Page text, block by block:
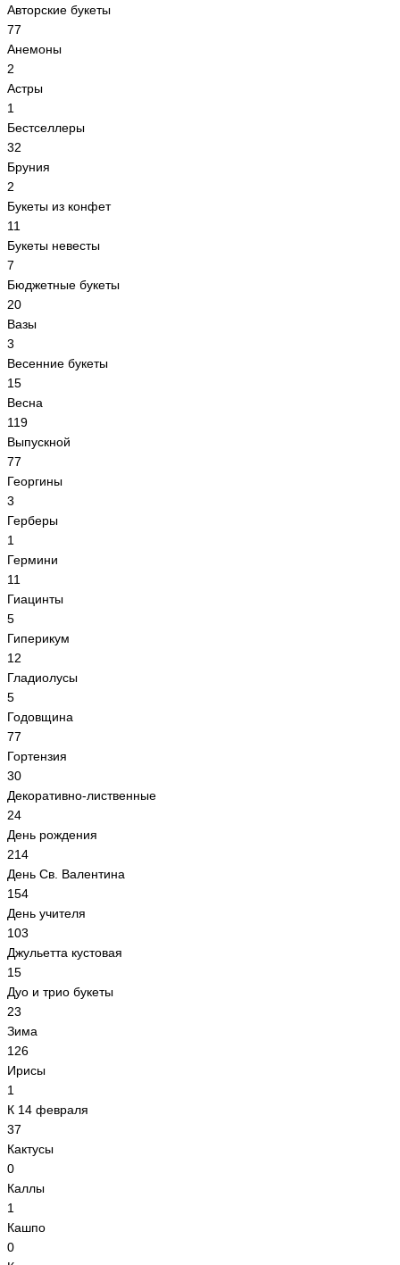
Авторские букеты
77
Анемоны
2
Астры
1
Бестселлеры
32
Бруния
2
Букеты из конфет
11
Букеты невесты
7
Бюджетные букеты
20
Вазы
3
Весенние букеты
15
Весна
119
Выпускной
77
Георгины
3
Герберы
1
Гермини
11
Гиацинты
5
Гиперикум
12
Гладиолусы
5
Годовщина
77
Гортензия
30
Декоративно-лиственные
24
День рождения
214
День Св. Валентина
154
День учителя
103
Джульетта кустовая
15
Дуо и трио букеты
23
Зима
126
Ирисы
1
К 14 февраля
37
Кактусы
0
Каллы
1
Кашпо
0